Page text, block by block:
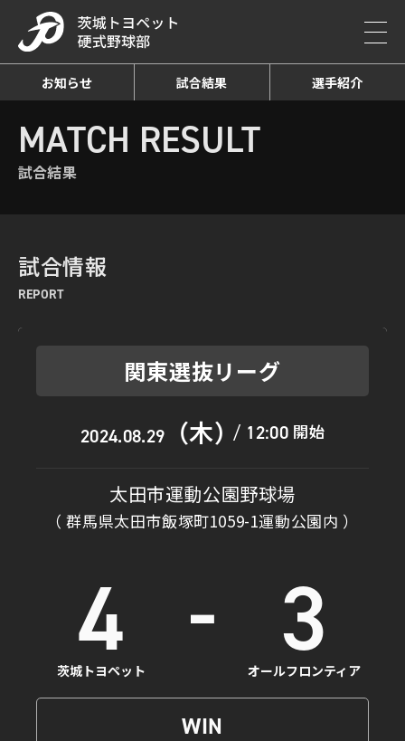
お知らせ 試合結果 選手紹介
MATCH RESULT 試合結果詳細
MATCH RESULT
試合結果
試合情報
REPORT
関東選抜リーグ
2024.08.29 （木）/ 12:00 開始
太田市運動公園野球場
（ 群馬県太田市飯塚町1059-1運動公園内 ）
茨城トヨペット
4 - 3
オールフロンティア
WIN